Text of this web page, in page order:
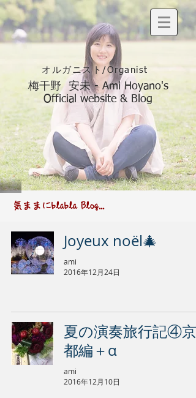
オルガニスト/Organist
梅干野 安未 - Ami Hoyano's
Official website & Blog
​気ままにblabla Blog...
Joyeux noël🎄
ami
2016年12月24日
夏の演奏旅行記④京
都編＋α
ami
2016年12月10日